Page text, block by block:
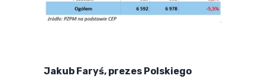
Jakub Faryś, prezes Polskiego